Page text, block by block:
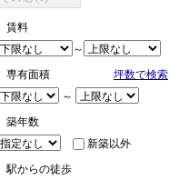
賃料
～
専有面積
坪数で検索
～
築年数
新築以外
駅からの徒歩